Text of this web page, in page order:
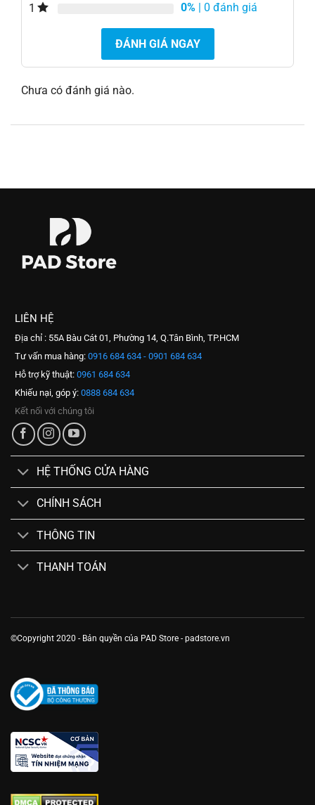
1
0% | 0 đánh giá
ĐÁNH GIÁ NGAY
Chưa có đánh giá nào.
LIÊN HỆ
Địa chỉ : 55A Bàu Cát 01, Phường 14, Q.Tân Bình, TP.HCM
Tư vấn mua hàng: 0916 684 634 - 0901 684 634
Hỗ trợ kỹ thuật: 0961 684 634
Khiếu nại, góp ý: 0888 684 634
Kết nối với chúng tôi
HỆ THỐNG CỬA HÀNG
CHÍNH SÁCH
THÔNG TIN
THANH TOÁN
©Copyright 2020 - Bản quyền của PAD Store - padstore.vn